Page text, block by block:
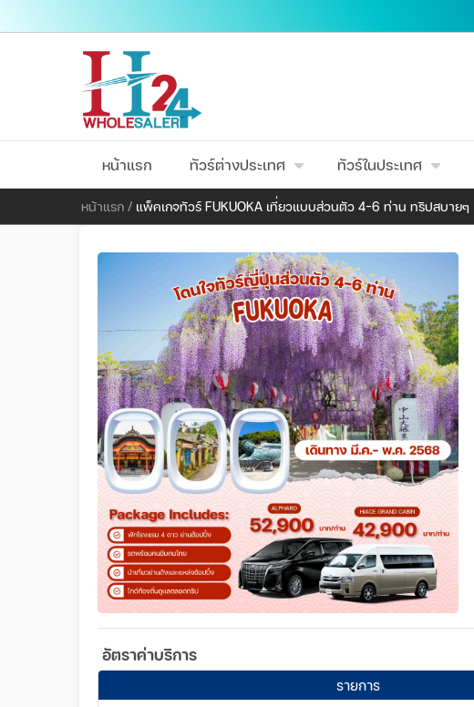
หน้าแรก ทัวร์ต่างประเทศ ทัวร์ในประเทศ
หน้าแรก / แพ็คเกจทัวร์ FUKUOKA เที่ยวแบบส่วนตัว 4-6 ท่าน ทริปสบายๆ
อัตราค่าบริการ
รายการ